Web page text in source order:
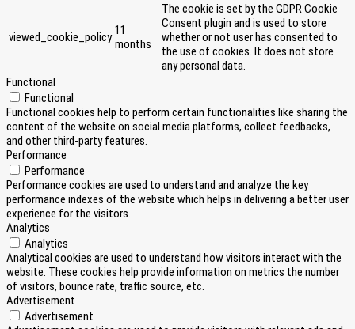
viewed_cookie_policy 11
months
The cookie is set by the GDPR Cookie
Consent plugin and is used to store
whether or not user has consented to
the use of cookies. It does not store
any personal data.
Functional
Functional
Functional cookies help to perform certain functionalities like sharing the
content of the website on social media platforms, collect feedbacks,
and other third-party features.
Performance
Performance
Performance cookies are used to understand and analyze the key
performance indexes of the website which helps in delivering a better user
experience for the visitors.
Analytics
Analytics
Analytical cookies are used to understand how visitors interact with the
website. These cookies help provide information on metrics the number
of visitors, bounce rate, traffic source, etc.
Advertisement
Advertisement